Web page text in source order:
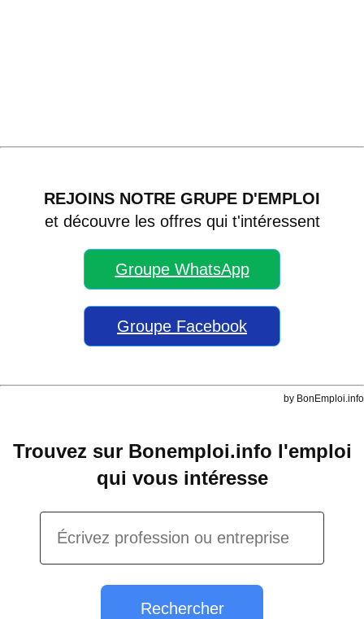
REJOINS NOTRE GRUPE D'EMPLOI
et découvre les offres qui t'intéressent
Groupe WhatsApp
Groupe Facebook
by BonEmploi.info
Trouvez sur Bonemploi.info l'emploi
qui vous intéresse
Rechercher